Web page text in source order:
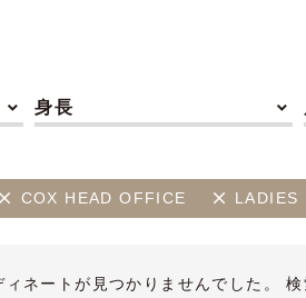
身長
COX HEAD OFFICE LADIES
ネートが見つかりませんでした。 検